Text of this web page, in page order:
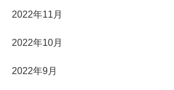
2022年11月
2022年10月
2022年9月